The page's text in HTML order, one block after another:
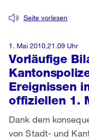
Vorläufige
Ereignissen
offiziellen 1.
Seite vorlesen
Dank dem
von Stadt- und
1. Mai 2010,21.09 Uhr